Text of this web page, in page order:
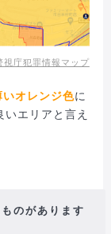
視庁犯罪情報マップ
いオレンジ色に
エリアと言え
のがあります